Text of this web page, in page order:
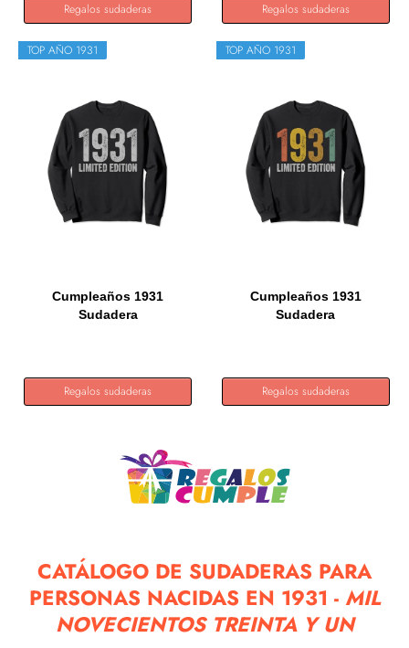
Regalos sudaderas Regalos sudaderas
TOP AÑO 1931
Cumpleaños 1931
Sudadera
Regalos sudaderas
TOP AÑO 1931
Cumpleaños 1931
Sudadera
Regalos sudaderas
CATÁLOGO DE SUDADERAS PARA
PERSONAS NACIDAS EN 1931 - MIL
NOVECIENTOS TREINTA Y UN